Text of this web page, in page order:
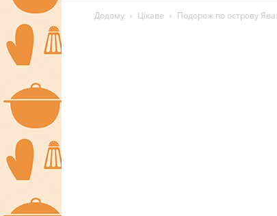
Додому Цікаве Подорож по острову